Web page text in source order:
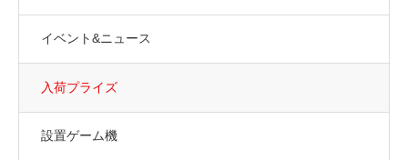
イベント&ニュース
入荷プライズ
設置ゲーム機